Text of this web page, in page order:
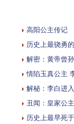
高阳公主传记
历史上最骁勇
解密：黄帝曾
情陷玉真公主
解秘：李白进
丑闻：皇家公
历史上最早死